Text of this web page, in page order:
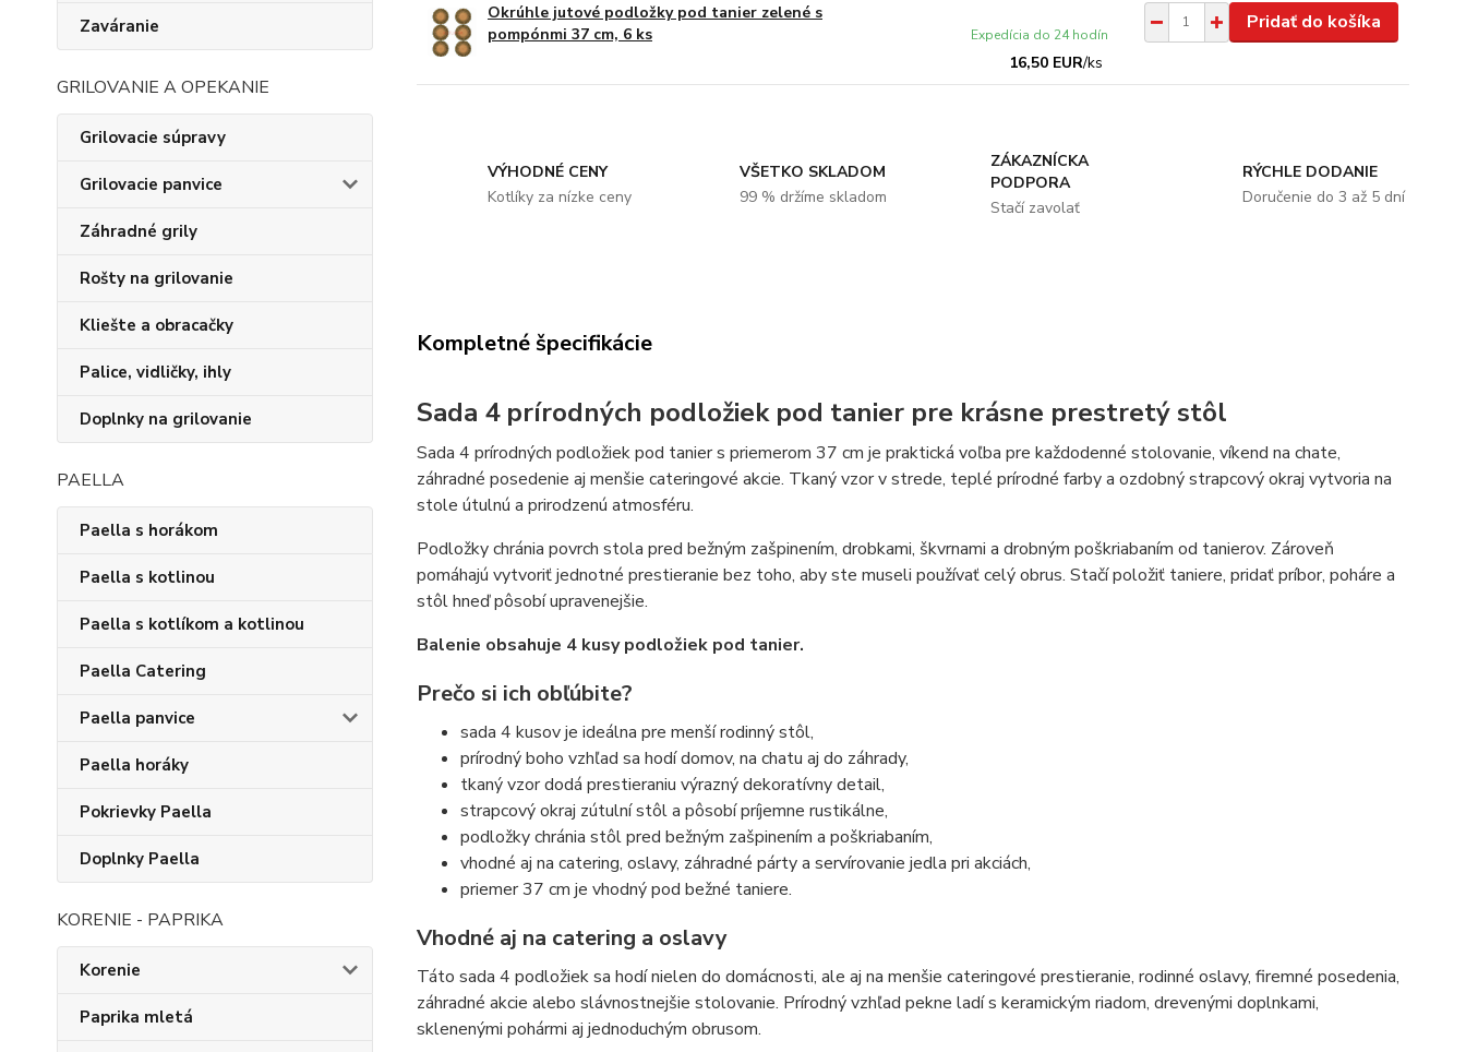
Zaváranie
GRILOVANIE A OPEKANIE
Grilovacie súpravy
Grilovacie panvice
Záhradné grily
Rošty na grilovanie
Kliešte a obracačky
Palice, vidličky, ihly
Doplnky na grilovanie
PAELLA
Paella s horákom
Paella s kotlinou
Paella s kotlíkom a kotlinou
Paella Catering
Paella panvice
Paella horáky
Pokrievky Paella
Doplnky Paella
KORENIE - PAPRIKA
Korenie
Paprika mletá
Okrúhle jutové podložky pod tanier zelené s
pompónmi 37 cm, 6 ks
16,50 EUR/ks
Expedícia do 24 hodín
Pridať do košíka
VÝHODNÉ CENY
Kotlíky za nízke ceny
VŠETKO SKLADOM
99 % držíme skladom
ZÁKAZNÍCKA
PODPORA
Stačí zavolať
RÝCHLE DODANIE
Doručenie do 3 až 5 dní
Kompletné špecifikácie
Sada 4 prírodných podložiek pod tanier pre krásne prestretý stôl
Sada 4 prírodných podložiek pod tanier s priemerom 37 cm je praktická voľba pre každodenné stolovanie, víkend na chate,
záhradné posedenie aj menšie cateringové akcie. Tkaný vzor v strede, teplé prírodné farby a ozdobný strapcový okraj vytvoria na
stole útulnú a prirodzenú atmosféru.
Podložky chránia povrch stola pred bežným zašpinením, drobkami, škvrnami a drobným poškriabaním od tanierov. Zároveň
pomáhajú vytvoriť jednotné prestieranie bez toho, aby ste museli používať celý obrus. Stačí položiť taniere, pridať príbor, poháre a
stôl hneď pôsobí upravenejšie.
Balenie obsahuje 4 kusy podložiek pod tanier.
Prečo si ich obľúbite?
sada 4 kusov je ideálna pre menší rodinný stôl,
prírodný boho vzhľad sa hodí domov, na chatu aj do záhrady,
tkaný vzor dodá prestieraniu výrazný dekoratívny detail,
strapcový okraj zútulní stôl a pôsobí príjemne rustikálne,
podložky chránia stôl pred bežným zašpinením a poškriabaním,
vhodné aj na catering, oslavy, záhradné párty a servírovanie jedla pri akciách,
priemer 37 cm je vhodný pod bežné taniere.
Vhodné aj na catering a oslavy
Táto sada 4 podložiek sa hodí nielen do domácnosti, ale aj na menšie cateringové prestieranie, rodinné oslavy, firemné posedenia,
záhradné akcie alebo slávnostnejšie stolovanie. Prírodný vzhľad pekne ladí s keramickým riadom, drevenými doplnkami,
sklenenými pohármi aj jednoduchým obrusom.